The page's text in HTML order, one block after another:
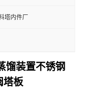
塔内件厂
馏装置不锈钢
塔板